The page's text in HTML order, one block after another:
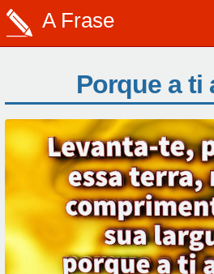
A Frase
Porque a ti